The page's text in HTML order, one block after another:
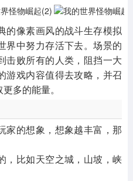
的像素画风的战斗生存模拟
界中努力存活下去。场景的
击败所有的人类，阻挡一大
游戏内容值得去攻略，并召
多的能量。
家的想象，想象越丰富，那
，比如天空之城，山坡，峡